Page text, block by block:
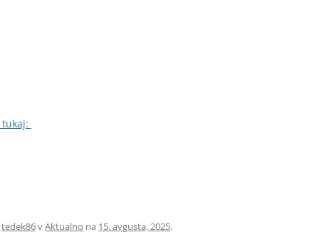
tukaj:
tedek86vAktualno na 15. avgusta, 2025.